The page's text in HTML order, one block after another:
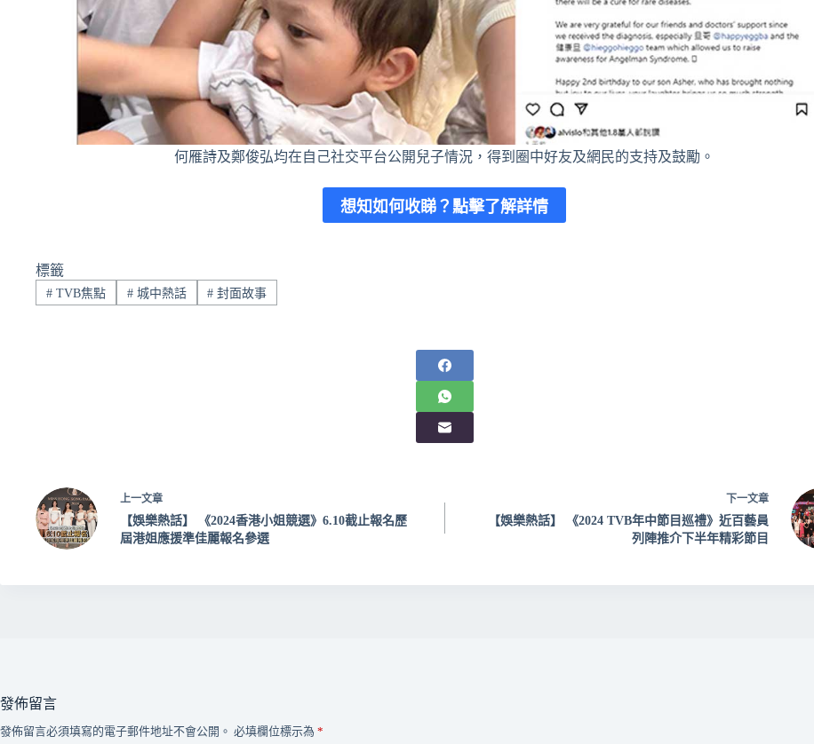
何雁詩及鄭俊弘均在自己社交平台公開兒子情況，得到圈中好友及網民的支持及鼓勵。
想知如何收睇？ 點擊了解詳情
標籤
#TVB焦點 #城中熱話 # 封面故事
上一文章
【娛樂熱話】 《2024香港小姐競選》6.10截止報名歷
屆港姐應援準佳麗報名參選
下一文章
【娛樂熱話】 《2024 TVB年中節目巡禮》近百藝員
列陣推介下半年精彩節目
發佈留言
發佈留言必須填寫的電子郵件地址不會公開。 必填欄位標示為 *